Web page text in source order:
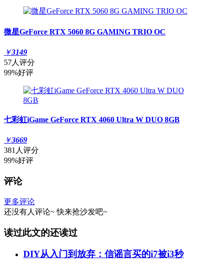
微星GeForce RTX 5060 8G GAMING TRIO OC
￥3149
57人评分
99%好评
七彩虹iGame GeForce RTX 4060 Ultra W DUO 8GB
￥3669
381人评分
99%好评
评论
更多评论
还没有人评论~ 快来抢沙发吧~
读过此文的还读过
DIY从入门到放弃：信谣言买的i7被i3秒